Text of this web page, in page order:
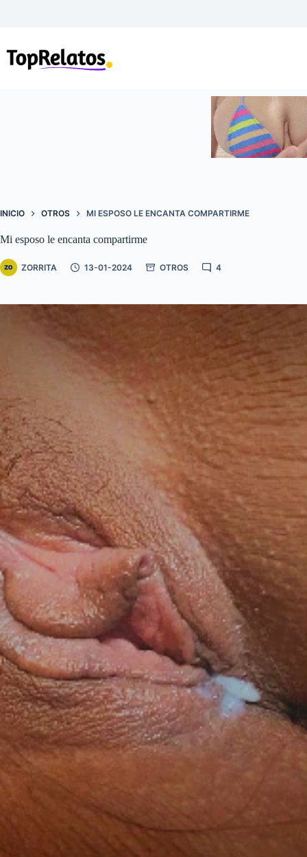
INICIO OTROS MI ESPOSO LE ENCANTA COMPARTIRME
Mi esposo le encanta compartirme
ZORRITA 13-01-2024 OTROS 4